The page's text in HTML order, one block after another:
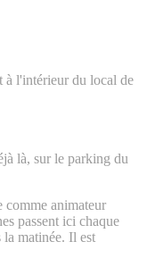
à l'intérieur du local de
là, sur le parking du
comme animateur
passent ici chaque
matinée. Il est